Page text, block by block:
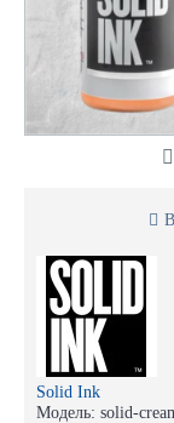
Solid Ink
Модель: solid-